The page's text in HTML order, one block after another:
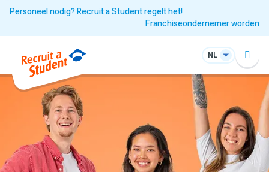
Personeel nodig? Recruit a Student regelt het!
Franchiseondernemer worden
NL